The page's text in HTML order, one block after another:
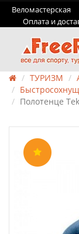
Веломастерская
Оплата и
ТУРИЗМ
Полотенце